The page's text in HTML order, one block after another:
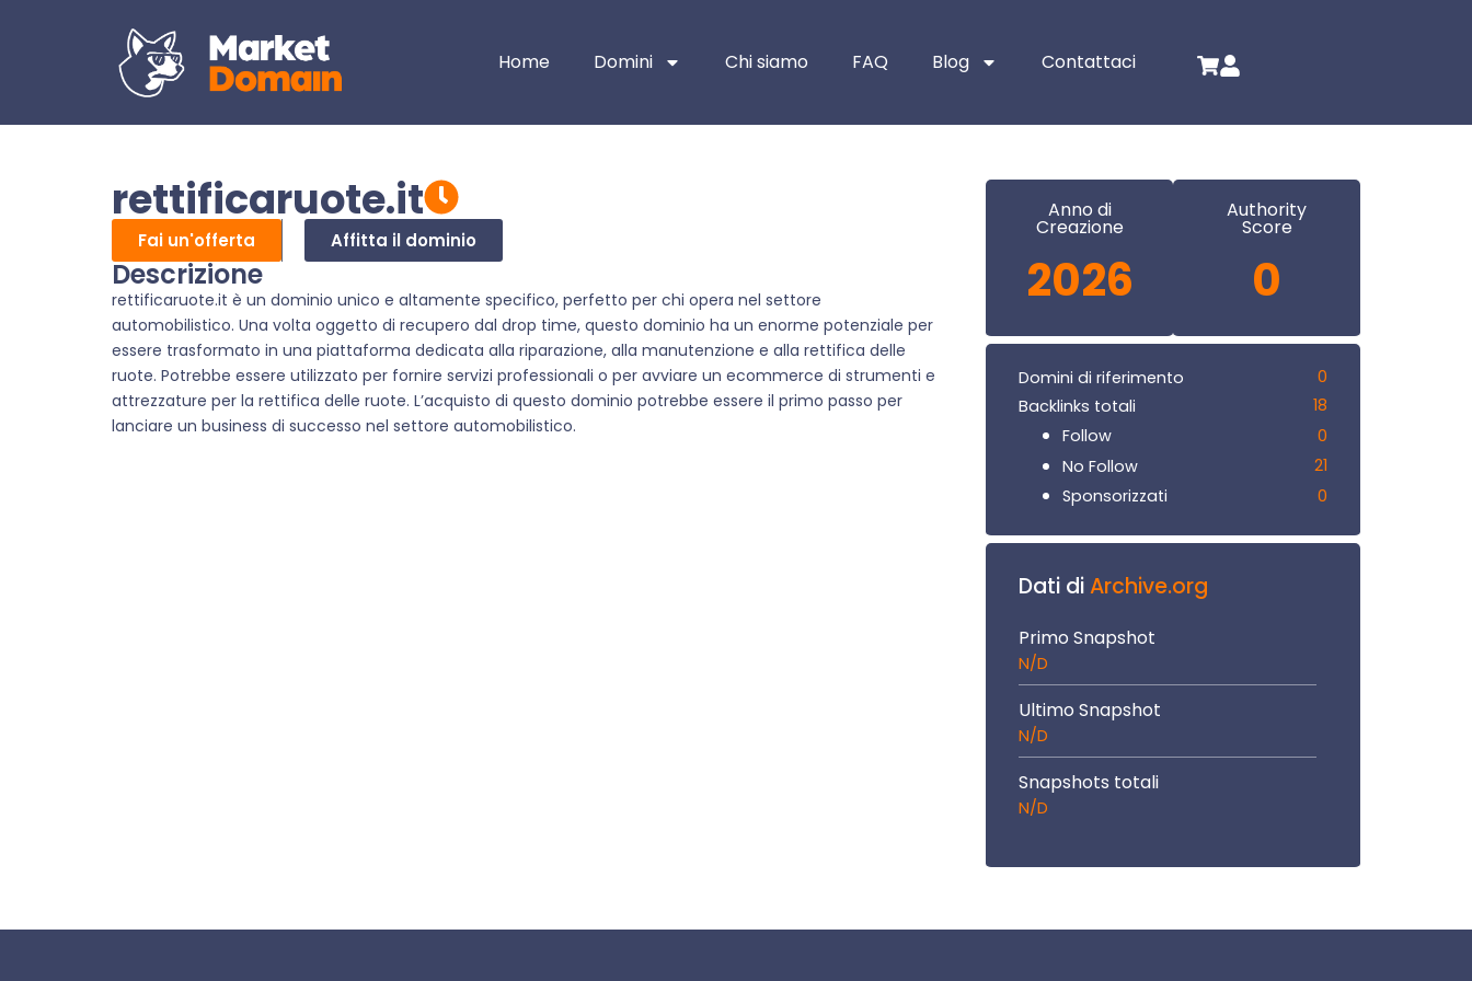
Home Domini Chi siamo FAQ Blog Contattaci
rettificaruote.it
Fai un'offerta Affitta il dominio
Descrizione
rettificaruote.it è un dominio unico e altamente specifico, perfetto per chi opera nel settore
automobilistico. Una volta oggetto di recupero dal drop time, questo dominio ha un enorme potenziale per
essere trasformato in una piattaforma dedicata alla riparazione, alla manutenzione e alla rettifica delle
ruote. Potrebbe essere utilizzato per fornire servizi professionali o per avviare un ecommerce di strumenti e
attrezzature per la rettifica delle ruote. L’acquisto di questo dominio potrebbe essere il primo passo per
lanciare un business di successo nel settore automobilistico.
Anno di
Creazione
2026
Authority
Score
0
Domini di riferimento
0
Backlinks totali
18
Follow
0
No Follow
21
Sponsorizzati
0
Dati diArchive.org
Primo Snapshot
N/D
Ultimo Snapshot
N/D
Snapshots totali
N/D